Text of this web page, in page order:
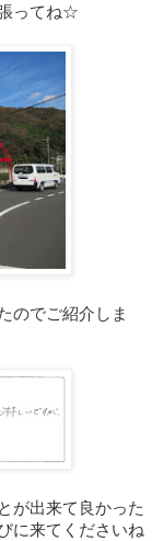
ってね☆
のでご紹介しま
が出来て良かった
に来てくださいね